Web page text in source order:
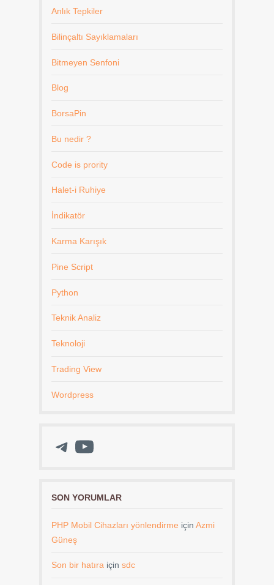
Anlık Tepkiler
Bilinçaltı Sayıklamaları
Bitmeyen Senfoni
Blog
BorsaPin
Bu nedir ?
Code is prority
Halet-i Ruhiye
İndikatör
Karma Karışık
Pine Script
Python
Teknik Analiz
Teknoloji
Trading View
Wordpress
Telegram
YouTube
SON YORUMLAR
PHP Mobil Cihazları yönlendirme için Azmi
Güneş
Son bir hatıra için sdc